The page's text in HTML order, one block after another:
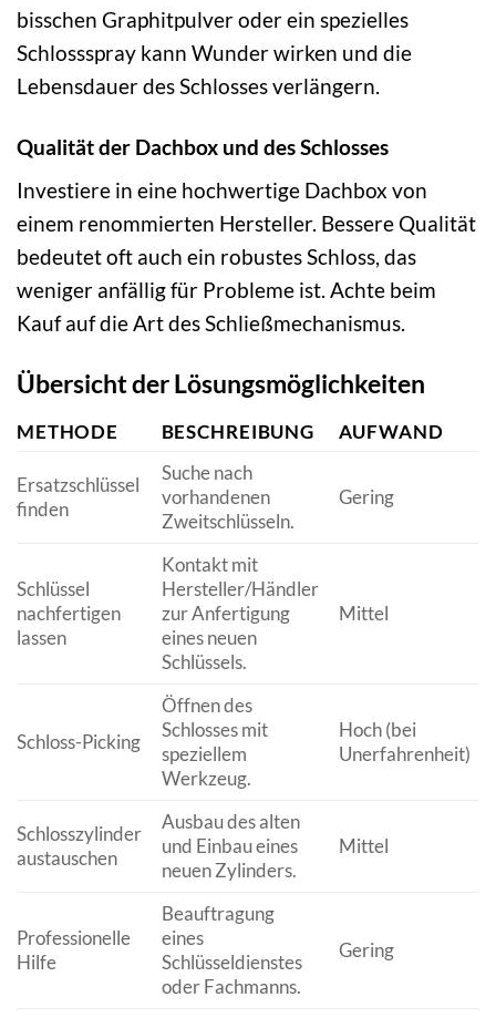
bisschen Graphitpulver oder ein spezielles
Schlossspray kann Wunder wirken und die
Lebensdauer des Schlosses verlängern.
Qualität der Dachbox und des Schlosses
Investiere in eine hochwertige Dachbox von
einem renommierten Hersteller. Bessere Qualität
bedeutet oft auch ein robustes Schloss, das
weniger anfällig für Probleme ist. Achte beim
Kauf auf die Art des Schließmechanismus.
Übersicht der Lösungsmöglichkeiten
METHODE BESCHREIBUNG AUFWAND
Ersatzschlüssel
finden
Suche nach
vorhandenen
Zweitschlüsseln.
Gering
Schlüssel
nachfertigen
lassen
Kontakt mit
Hersteller/Händler
zur Anfertigung
eines neuen
Schlüssels.
Mittel
Schloss-Picking
Öffnen des
Schlosses mit
speziellem
Werkzeug.
Hoch (bei
Unerfahrenheit)
Schlosszylinder
austauschen
Ausbau des alten
und Einbau eines
neuen Zylinders.
Mittel
Professionelle
Hilfe
Beauftragung
eines
Schlüsseldienstes
oder Fachmanns.
Gering